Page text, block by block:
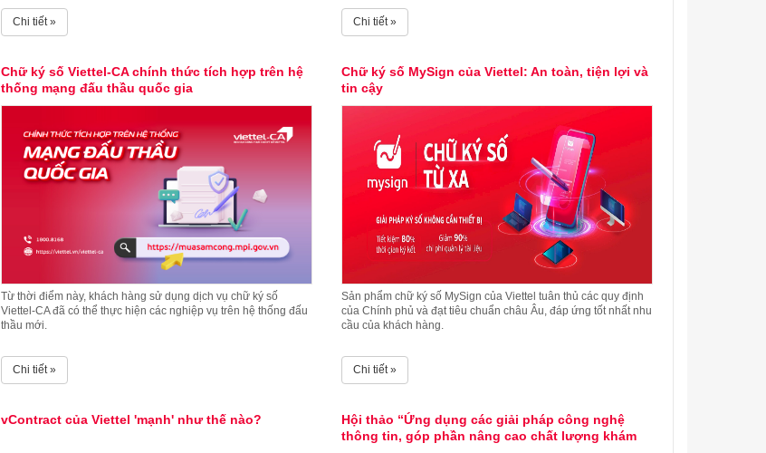
Chi tiết » Chi tiết »
Chữ ký số Viettel-CA chính thức tích hợp trên hệ
thống mạng đấu thầu quốc gia
Từ thời điểm này, khách hàng sử dụng dịch vụ chữ ký số
Viettel-CA đã có thể thực hiện các nghiệp vụ trên hệ thống đấu
thầu mới.
Chi tiết »
Chữ ký số MySign của Viettel: An toàn, tiện lợi và
tin cậy
Sản phẩm chữ ký số MySign của Viettel tuân thủ các quy định
của Chính phủ và đạt tiêu chuẩn châu Âu, đáp ứng tốt nhất nhu
cầu của khách hàng.
Chi tiết »
vContract của Viettel 'mạnh' như thế nào?
Hội thảo “Ứng dụng các giải pháp công nghệ
thông tin, góp phần nâng cao chất lượng khám